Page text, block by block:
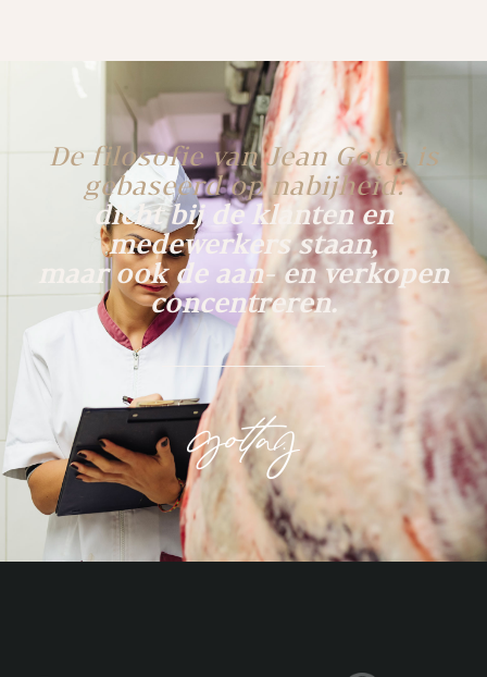
De filosofie van Jean Gotta is
gebaseerd op nabijheid:
dicht bij de klanten en
medewerkers staan,
maar ook de aan- en verkopen
concentreren.